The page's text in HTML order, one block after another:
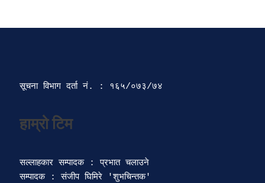
सूचना विभाग दर्ता‍ नं. : १६५/०७३/७४
हाम्रो टिम
सल्लाहकार सम्पादक : प्रभात चलाउने
सम्पादक : संजीप घिमिरे 'शुभचिन्तक'